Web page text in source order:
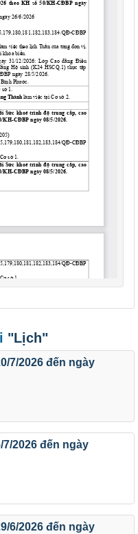
"Lịch"
7/2026 đến ngày
2026 đến ngày
6/2026 đến ngày